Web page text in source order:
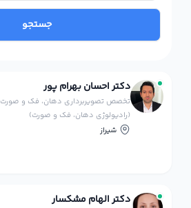
جستجو
دکتر احسان بهرام پور
تخصص تصویربرداری دهان، فک و صورت
(رادیولوژی دهان، فک و صورت)
شیراز
دکتر الهام مشکسار